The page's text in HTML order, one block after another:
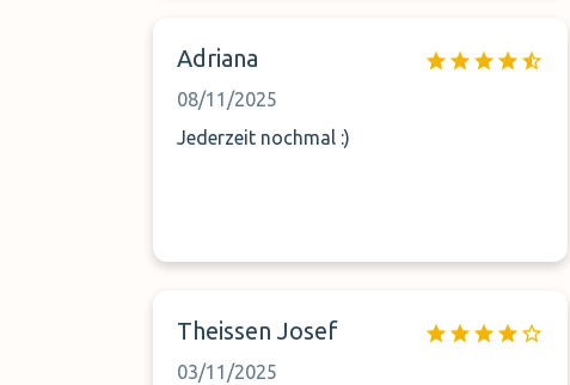
Adriana
08/11/2025
Jederzeit nochmal :)
Theissen Josef
03/11/2025